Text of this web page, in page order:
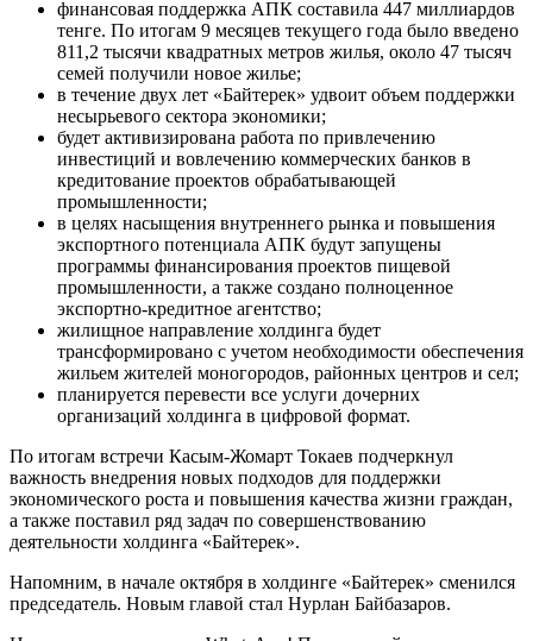
финансовая поддержка АПК составила 447 миллиардов
тенге. По итогам 9 месяцев текущего года было введено
811,2 тысячи квадратных метров жилья, около 47 тысяч
семей получили новое жилье;
в течение двух лет «Байтерек» удвоит объем поддержки
несырьевого сектора экономики;
будет активизирована работа по привлечению
инвестиций и вовлечению коммерческих банков в
кредитование проектов обрабатывающей
промышленности;
в целях насыщения внутреннего рынка и повышения
экспортного потенциала АПК будут запущены
программы финансирования проектов пищевой
промышленности, а также создано полноценное
экспортно-кредитное агентство;
жилищное направление холдинга будет
трансформировано с учетом необходимости обеспечения
жильем жителей моногородов, районных центров и сел;
планируется перевести все услуги дочерних
организаций холдинга в цифровой формат.
По итогам встречи Касым-Жомарт Токаев подчеркнул
важность внедрения новых подходов для поддержки
экономического роста и повышения качества жизни граждан,
а также поставил ряд задач по совершенствованию
деятельности холдинга «Байтерек».
Напомним, в начале октября в холдинге «Байтерек» сменился
председатель. Новым главой стал Нурлан Байбазаров.